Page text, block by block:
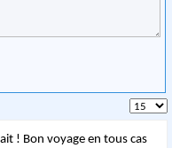
! Bon voyage en tous cas